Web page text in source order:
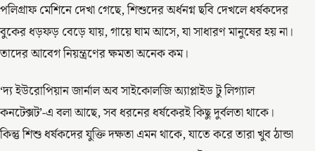
পলিগ্রাফ মেশিনে দেখা গেছে, শিশুদের অর্ধনগ্ন ছবি দেখলে ধর্ষকদের
বুকের ধড়ফড় বেড়ে যায়, গায়ে ঘাম আসে, যা সাধারণ মানুষের হয় না।
তাদের আবেগ নিয়ন্ত্রণের ক্ষমতা অনেক কম।
‘দ্য ইউরোপিয়ান জার্নাল অব সাইকোলজি অ্যাপ্লাইড টু লিগ্যাল
কনটেক্সট’-এ বলা আছে, সব ধরনের ধর্ষকেরই কিছু দুর্বলতা থাকে।
কিন্তু শিশু ধর্ষকদের যুক্তি দক্ষতা এমন থাকে, যাতে করে তারা খুব ঠান্ডা